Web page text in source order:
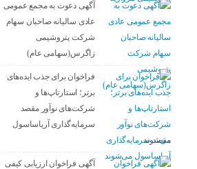
آگهی دعوت به مجمع عمومی
عادی سالیانه صاحبان سهام
شرکت پتروشیمی
زاگرس(سهامی عام)
فراخوان برای جذب ایده‌های
برتر؛ استارتاپ‌ها و
شرکت‌های نوآور مقصد
سرما‌یه‌گذاری آریاساسول
می‌شوند
آگهی فراخوان ارزیابی کیفی